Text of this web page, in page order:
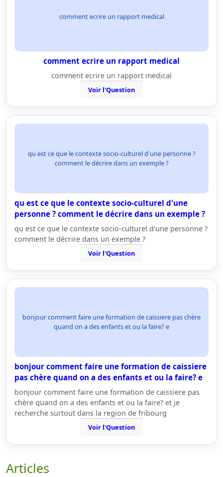
comment ecrire un rapport medical
comment ecrire un rapport medical
comment ecrire un rapport medical
Voir l'Question
qu est ce que le contexte socio-culturel d'une personne ?
comment le décrire dans un exemple ?
qu est ce que le contexte socio-culturel d'une
personne ? comment le décrire dans un exemple ?
qu est ce que le contexte socio-culturel d'une personne ?
comment le décrire dans un exemple ?
Voir l'Question
bonjour comment faire une formation de caissiere pas chère
quand on a des enfants et ou la faire? e
bonjour comment faire une formation de caissiere
pas chère quand on a des enfants et ou la faire? e
bonjour comment faire une formation de caissiere pas
chère quand on a des enfants et ou la faire? et je
recherche surtout dans la region de fribourg
Voir l'Question
Articles